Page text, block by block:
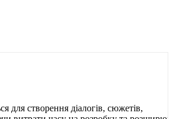
для створення діалогів, сюжетів,